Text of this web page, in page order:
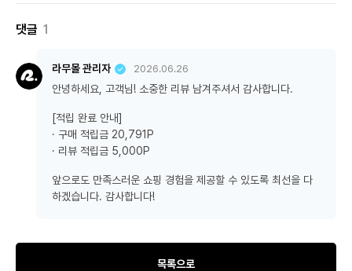
댓글 1
라무몰 관리자 2026.06.26
안녕하세요, 고객님! 소중한 리뷰 남겨주셔서 감사합니다.
[적립 완료 안내]
· 구매 적립금 20,791P
· 리뷰 적립금 5,000P
앞으로도 만족스러운 쇼핑 경험을 제공할 수 있도록 최선을 다
하겠습니다. 감사합니다!
목록으로